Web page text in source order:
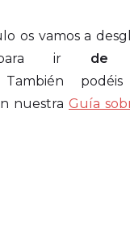
os vamos a
para ir de
nuestra Guía